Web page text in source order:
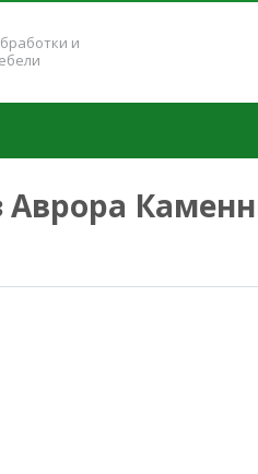
и
Аврора